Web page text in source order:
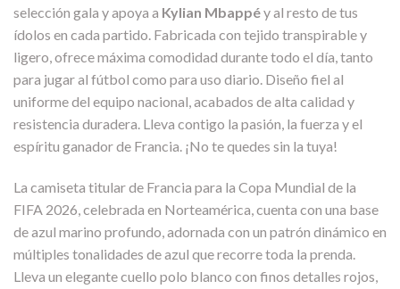
selección gala y apoya a Kylian Mbappéy al resto de tus
ídolos en cada partido. Fabricada con tejido transpirable y
ligero, ofrece máxima comodidad durante todo el día, tanto
para jugar al fútbol como para uso diario. Diseño fiel al
uniforme del equipo nacional, acabados de alta calidad y
resistencia duradera. Lleva contigo la pasión, la fuerza y el
espíritu ganador de Francia. ¡No te quedes sin la tuya!
La camiseta titular de Francia para la Copa Mundial de la
FIFA 2026, celebrada en Norteamérica, cuenta con una base
de azul marino profundo, adornada con un patrón dinámico en
múltiples tonalidades de azul que recorre toda la prenda.
Lleva un elegante cuello polo blanco con finos detalles rojos,